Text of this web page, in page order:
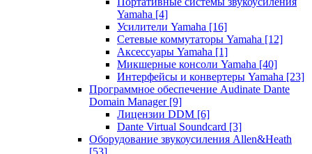
Yamaha [4]
Усилители Yamaha [16]
Сетевые коммутаторы Yamaha [12]
Аксессуары Yamaha [1]
Микшерные консоли Yamaha [40]
Интерфейсы и конвертеры Yamaha [23]
Программное обеспечение Audinate Dante
Domain Manager [9]
Лицензии DDM [6]
Dante Virtual Soundcard [3]
Оборудование звукоусиления Allen&Heath
[53]